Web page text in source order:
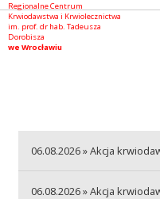
Regionalne Centrum
Krwiodawstwa i Krwiolecznictwa
im. prof. dr hab. Tadeusza
Dorobisza
we Wrocławiu
06.08.2026 » Akcja
06.08.2026 » Akcja